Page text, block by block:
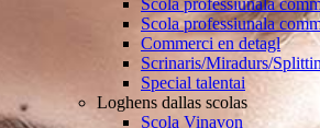
Scola professiunala
Scola professiunala
Commerci en detagl
Scrinaris/Miradurs/
Special talentai
Loghens dallas scolas
Scola Vinavon